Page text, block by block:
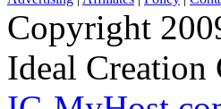
Copyright
Ideal Creation